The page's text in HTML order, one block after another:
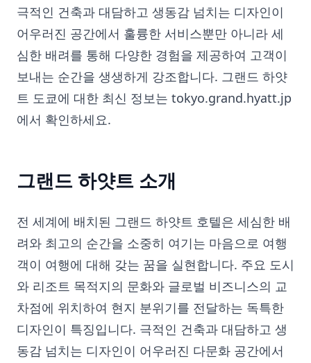
극적인 건축과 대담하고 생동감 넘치는 디자인이
어우러진 공간에서 훌륭한 서비스뿐만 아니라 세
심한 배려를 통해 다양한 경험을 제공하여 고객이
보내는 순간을 생생하게 강조합니다. 그랜드 하얏
트 도쿄에 대한 최신 정보는 tokyo.grand.hyatt.jp
에서 확인하세요.
그랜드 하얏트 소개
전 세계에 배치된 그랜드 하얏트 호텔은 세심한 배
려와 최고의 순간을 소중히 여기는 마음으로 여행
객이 여행에 대해 갖는 꿈을 실현합니다. 주요 도시
와 리조트 목적지의 문화와 글로벌 비즈니스의 교
차점에 위치하여 현지 분위기를 전달하는 독특한
디자인이 특징입니다. 극적인 건축과 대담하고 생
동감 넘치는 디자인이 어우러진 다문화 공간에서